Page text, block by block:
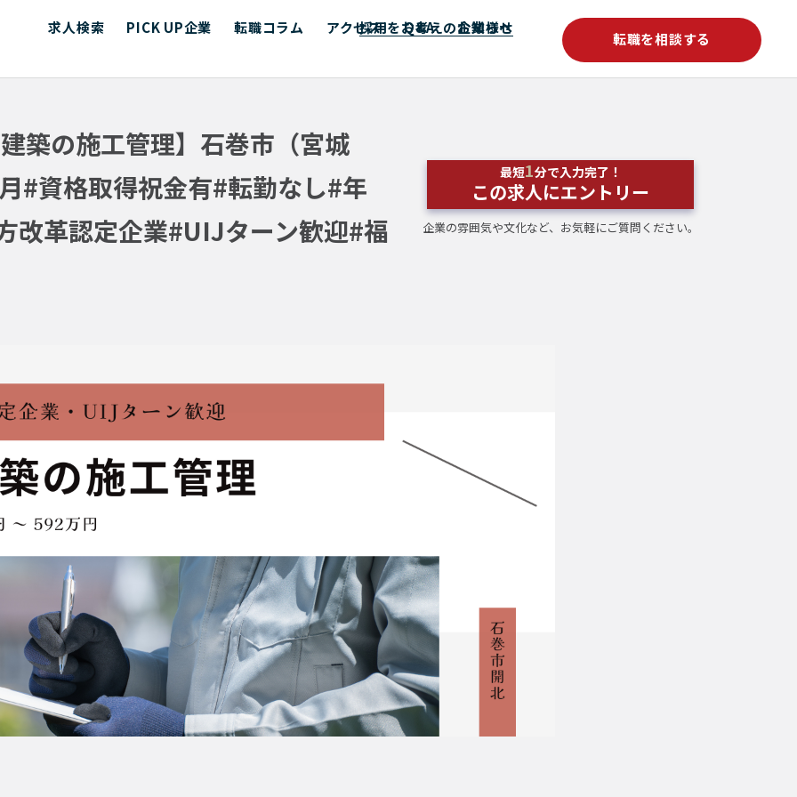
求人検索 PICK UP企業 転職コラム アクセス Q&A お知らせ
採用をお考えの企業様へ
転職を相談する
築の施工管理】石巻市（宮城
#資格取得祝金有#転勤なし#年
改革認定企業#UIJターン歓迎#福
最短1分で入力完了！
この求人にエントリー
企業の雰囲気や文化など、お気軽にご質問ください。